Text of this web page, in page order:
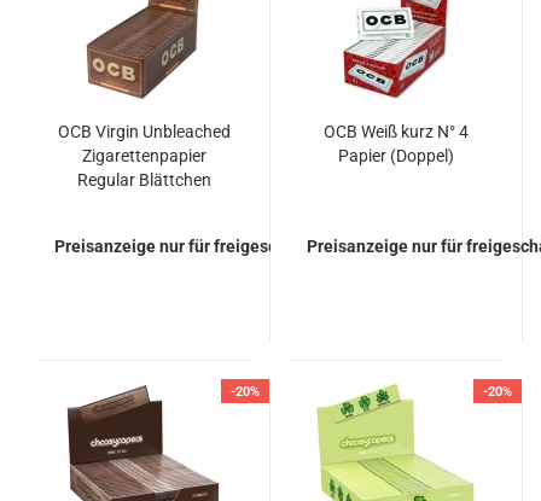
OCB Virgin Unbleached
Zigarettenpapier
Regular Blättchen
Preisanzeige nur für freigeschaltete Kunden
OCB Weiß kurz N° 4
Papier (Doppel)
Preisanzeige nur für
-20% -20%